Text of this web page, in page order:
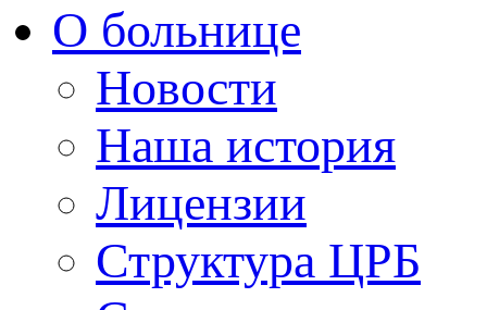
О больнице
Новости
Наша история
Лицензии
Структура ЦРБ